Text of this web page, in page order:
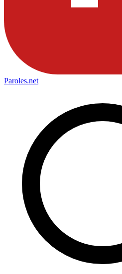
Paroles.net